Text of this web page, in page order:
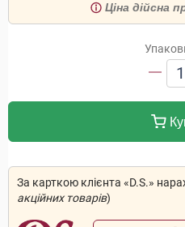
Ціна дійсна
1
За карткою клієнта «D.S.»
акційних товарів)